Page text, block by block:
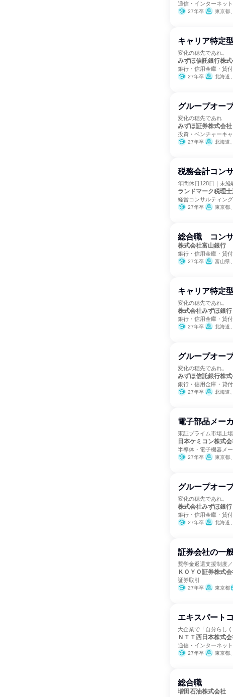
通信・インターネット
27年卒 東京都、富山県、石川県、福井県、
キャリア特定型
変化の穂先であれ。
みずほ信託銀行株
銀行・信用金庫・貸付
27年卒 北海道、青森県、岩手県、宮城県、秋田県、山形県、
グループオー
変化の穂先であれ
みずほ証券株式会社
投資・ベンチャーキ
27年卒 北海道、青森県、岩手県、宮城県、秋田県、山形県、
税務会計コン
年間休日128日｜未
ランドマーク税理士
経営コンサルティン
27年卒 東京都
総合職 コンサ
株式会社富山銀行
銀行・信用金庫・貸付
27年卒 富山県
キャリア特定型
変化の穂先であれ。
株式会社みずほ銀行
銀行・信用金庫・貸付
27年卒 北海道、青森県、岩手県、宮城県、秋田県、山形県、
グループオー
変化の穂先であれ。
みずほ信託銀行株
銀行・信用金庫・貸付
27年卒 北海道、青森県、岩手県、宮城県、秋田県、山形県、
電子部品メー
東証プライム市場上
日本ケミコン株式
半導体・電子機器メ
27年卒 東京都
グループオー
変化の穂先であれ。
株式会社みずほ銀行
銀行・信用金庫・貸付
27年卒 北海道、青森県、岩手県、宮城県、秋田県、山形県、
証券会社の一
奨学金返還支援制度
ＫＯＹＯ証券株式
証券取引
27年卒 東京都
エキスパート
大企業で「自分らし
ＮＴＴ西日本株式
通信・インターネット
27年卒 東京都、富山県、石川県、福井県、
総合職
増田石油株式会社